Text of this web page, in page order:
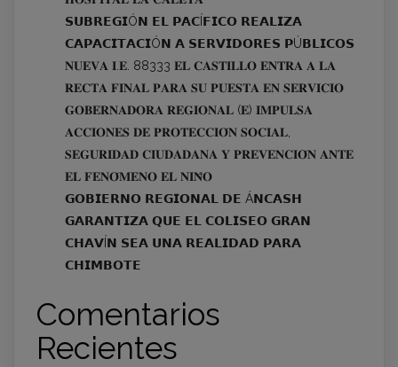
𝗦𝗨𝗕𝗥𝗘𝗚𝗜Ó𝗡 𝗘𝗟 𝗣𝗔𝗖Í𝗙𝗜𝗖𝗢 𝗥𝗘𝗔𝗟𝗜𝗭𝗔
𝗖𝗔𝗣𝗔𝗖𝗜𝗧𝗔𝗖𝗜Ó𝗡 𝗔 𝗦𝗘𝗥𝗩𝗜𝗗𝗢𝗥𝗘𝗦 𝗣Ú𝗕𝗟𝗜𝗖𝗢𝗦
𝐍𝐔𝐄𝐕𝐀 𝐈.𝐄. 88333 𝐄𝐋 𝐂𝐀𝐒𝐓𝐈𝐋𝐋𝐎 𝐄𝐍𝐓𝐑𝐀 𝐀 𝐋𝐀
𝐑𝐄𝐂𝐓𝐀 𝐅𝐈𝐍𝐀𝐋 𝐏𝐀𝐑𝐀 𝐒𝐔 𝐏𝐔𝐄𝐒𝐓𝐀 𝐄𝐍 𝐒𝐄𝐑𝐕𝐈𝐂𝐈𝐎
𝐆𝐎𝐁𝐄𝐑𝐍𝐀𝐃𝐎𝐑𝐀 𝐑𝐄𝐆𝐈𝐎𝐍𝐀𝐋 (𝐄) 𝐈𝐌𝐏𝐔𝐋𝐒𝐀
𝐀𝐂𝐂𝐈𝐎𝐍𝐄𝐒 𝐃𝐄 𝐏𝐑𝐎𝐓𝐄𝐂𝐂𝐈𝐎́𝐍 𝐒𝐎𝐂𝐈𝐀𝐋,
𝐒𝐄𝐆𝐔𝐑𝐈𝐃𝐀𝐃 𝐂𝐈𝐔𝐃𝐀𝐃𝐀𝐍𝐀 𝐘 𝐏𝐑𝐄𝐕𝐄𝐍𝐂𝐈𝐎́𝐍 𝐀𝐍𝐓𝐄
𝐄𝐋 𝐅𝐄𝐍𝐎́𝐌𝐄𝐍𝐎 𝐄𝐋 𝐍𝐈𝐍̃𝐎
𝗚𝗢𝗕𝗜𝗘𝗥𝗡𝗢 𝗥𝗘𝗚𝗜𝗢𝗡𝗔𝗟 𝗗𝗘 Á𝗡𝗖𝗔𝗦𝗛
𝗚𝗔𝗥𝗔𝗡𝗧𝗜𝗭𝗔 𝗤𝗨𝗘 𝗘𝗟 𝗖𝗢𝗟𝗜𝗦𝗘𝗢 𝗚𝗥𝗔𝗡
𝗖𝗛𝗔𝗩Í𝗡 𝗦𝗘𝗔 𝗨𝗡𝗔 𝗥𝗘𝗔𝗟𝗜𝗗𝗔𝗗 𝗣𝗔𝗥𝗔
𝗖𝗛𝗜𝗠𝗕𝗢𝗧𝗘
Comentarios
Recientes